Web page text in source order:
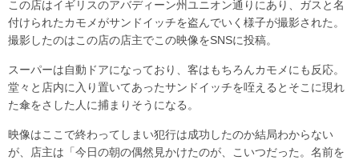
この店はイギリスのアバディーン州ユニオン通りにあり、ガスと名
付けられたカモメがサンドイッチを盗んでいく様子が撮影された。
撮影したのはこの店の店主でこの映像をSNSに投稿。
スーパーは自動ドアになっており、客はもちろんカモメにも反応。
堂々と店内に入り置いてあったサンドイッチを咥えるとそこに現れ
た傘をさした人に捕まりそうになる。
映像はここで終わってしまい犯行は成功したのか結局わからない
が、店主は「今日の朝の偶然見かけたのが、こいつだった。名前を